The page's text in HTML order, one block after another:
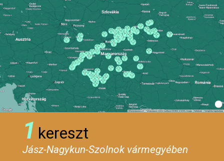
1 kereszt
Jász-Nagykun-Szolnok vármegyében